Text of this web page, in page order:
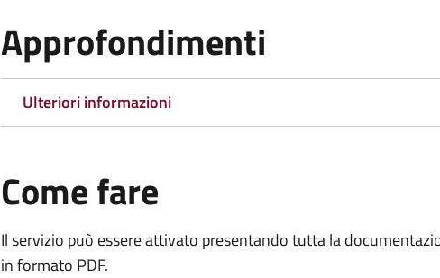
Approfondimenti
Ulteriori informazioni
Come fare
Il servizio può essere attivato presentando tutta la
in formato PDF.